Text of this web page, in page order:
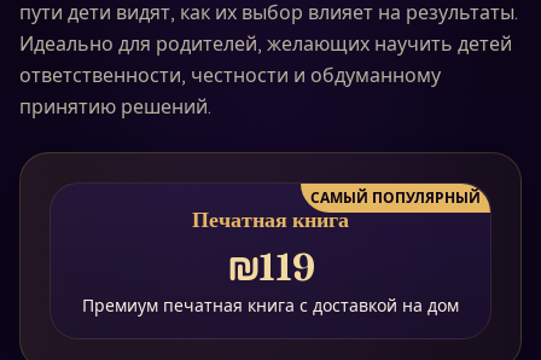
пути дети видят, как их выбор влияет на результаты.
Идеально для родителей, желающих научить детей
ответственности, честности и обдуманному
принятию решений.
САМЫЙ ПОПУЛЯРНЫЙ
Печатная книга
₪119
Премиум печатная книга с доставкой на дом